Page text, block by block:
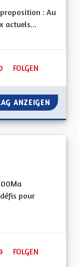
: Au
actuels...
50 FOLLOWER
FOLGEN
ZONE À FAIBLE
ANZEIGEN ZONE
pour
49 FOLLOWER
FOLGEN
VOIR GRAND ! DE